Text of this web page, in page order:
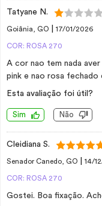
Tatyane N.
Goiânia, GO 17/01/2026
COR: ROSA 270
A cor nao tem nada
pink e nao rosa fechado
Esta avaliação foi útil?
Sim Não
Cleidiana S.
Senador Canedo, GO 14/
COR: ROSA 270
Gostei. Boa fixação.